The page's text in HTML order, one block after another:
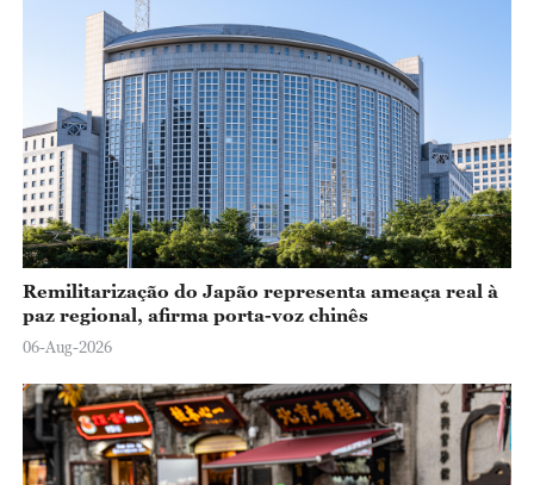
Remilitarização do Japão representa ameaça real à
paz regional, afirma porta-voz chinês
06-Aug-2026